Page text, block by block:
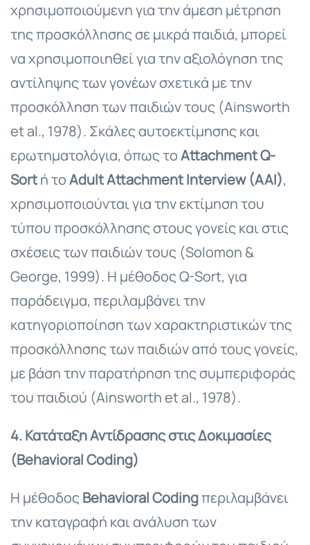
χρησιμοποιούμενη για την άμεση μέτρηση
της προσκόλλησης σε μικρά παιδιά, μπορεί
να χρησιμοποιηθεί για την αξιολόγηση της
αντίληψης των γονέων σχετικά με την
προσκόλληση των παιδιών τους (Ainsworth
et al., 1978). Σκάλες αυτοεκτίμησης και
ερωτηματολόγια, όπως τοAttachment Q-
Sortή τοAdult Attachment Interview (AAI),
χρησιμοποιούνται για την εκτίμηση του
τύπου προσκόλλησης στους γονείς και στις
σχέσεις των παιδιών τους (Solomon &
George, 1999). Η μέθοδος Q-Sort, για
παράδειγμα, περιλαμβάνει την
κατηγοριοποίηση των χαρακτηριστικών της
προσκόλλησης των παιδιών από τους γονείς,
με βάση την παρατήρηση της συμπεριφοράς
του παιδιού (Ainsworth et al., 1978).
4. Κατάταξη Αντίδρασης στις Δοκιμασίες
(Behavioral Coding)
Η μέθοδοςBehavioral Codingπεριλαμβάνει
την καταγραφή και ανάλυση των